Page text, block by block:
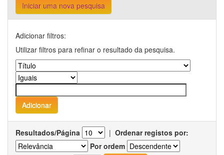
Iniciar uma nova pesquisa
Adicionar filtros:
Utilizar filtros para refinar o resultado da pesquisa.
Resultados/Página | Ordenar registos por:
Por ordem